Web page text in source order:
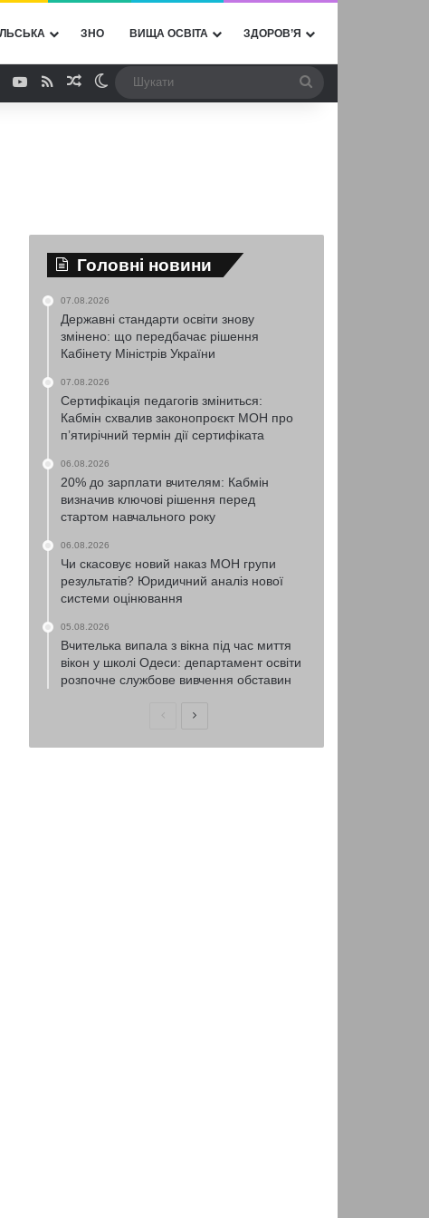
ЗНО ВИЩА ОСВІТА ЗДОРОВ’Я
Facebook
YouTube
RSSВипадкова стаття
Switch skin
Головні новини
07.08.2026
Державні стандарти освіти знову
змінено: що передбачає рішення
Кабінету Міністрів України
07.08.2026
Сертифікація педагогів зміниться:
Кабмін схвалив законопроєкт МОН про
п’ятирічний термін дії сертифіката
06.08.2026
20% до зарплати вчителям: Кабмін
визначив ключові рішення перед
стартом навчального року
06.08.2026
Чи скасовує новий наказ МОН групи
результатів? Юридичний аналіз нової
системи оцінювання
05.08.2026
Вчителька випала з вікна під час миття
вікон у школі Одеси: департамент освіти
розпочне службове вивчення обставин
ПопередняНаступна